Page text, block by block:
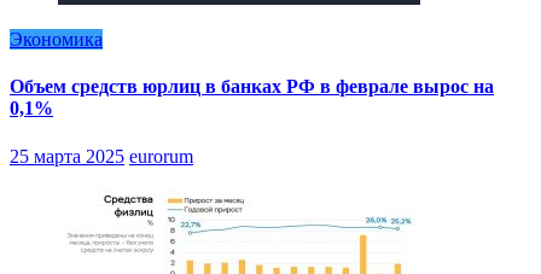
Экономика
Объем средств юрлиц в банках РФ в феврале вырос на
0,1%
25 марта 2025 eurorum